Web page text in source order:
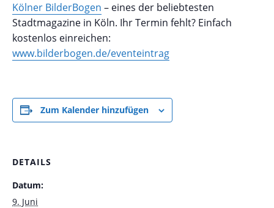
Kölner BilderBogen – eines der beliebtesten
Stadtmagazine in Köln. Ihr Termin fehlt? Einfach
kostenlos einreichen:
www.bilderbogen.de/eventeintrag
Zum Kalender hinzufügen
DETAILS
Datum:
9. Juni